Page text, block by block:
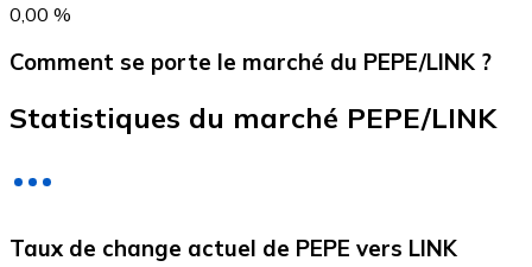
0,00 %
Comment se porte le marché du PEPE/LINK ?
Statistiques du marché PEPE/LINK
Taux de change actuel de PEPE vers LINK